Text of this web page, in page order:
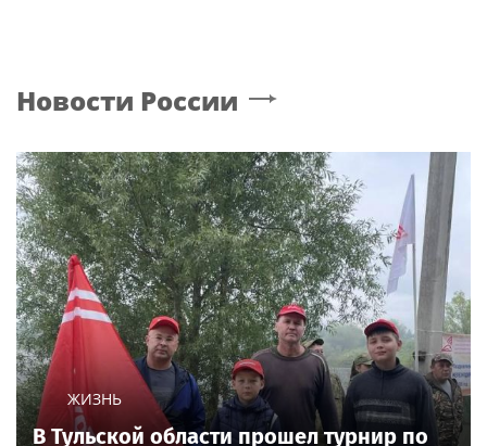
Новости России
ЖИЗНЬ
В Тульской области прошел турнир по